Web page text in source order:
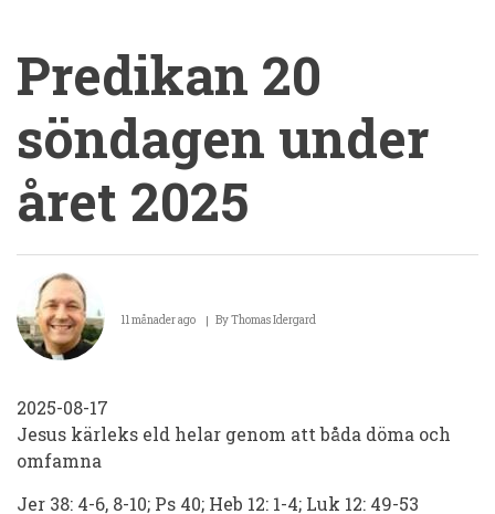
Predikan 20
söndagen under
året 2025
Predikan
20
söndagen
året
2025
11 månader ago ByThomas Idergard
2025-08-17
Jesus kärleks eld helar genom att båda döma och
omfamna
Jer 38: 4-6, 8-10; Ps 40; Heb 12: 1-4; Luk 12: 49-53